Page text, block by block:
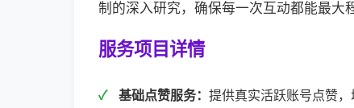
制的深入研究，确保每一次互动都能最大
服务项目详情
基础点赞服务： 提供真实活跃账号点赞